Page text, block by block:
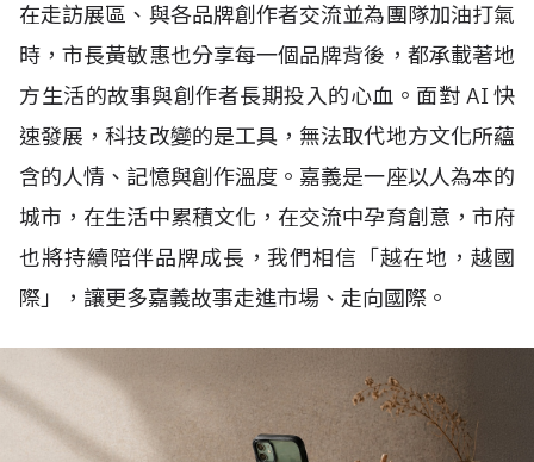
在走訪展區、與各品牌創作者交流並為團隊加油打氣
時，市長黃敏惠也分享每一個品牌背後，都承載著地
方生活的故事與創作者長期投入的心血。面對 AI快
速發展，科技改變的是工具，無法取代地方文化所蘊
含的人情、記憶與創作溫度。嘉義是一座以人為本的
城市，在生活中累積文化，在交流中孕育創意，市府
也將持續陪伴品牌成長，我們相信「越在地，越國
際」，讓更多嘉義故事走進市場、走向國際。